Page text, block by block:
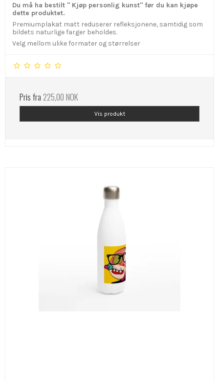
Du må ha bestilt " Kjøp personlig kunst" før du kan kjøpe
dette produktet.
Premiumplakat matt reduserer refleksjonene, samtidig som
bildets naturlige farger beholdes.
Velg mellom ulike formater og størrelser
Pris fra225,00 NOK
Vis produkt